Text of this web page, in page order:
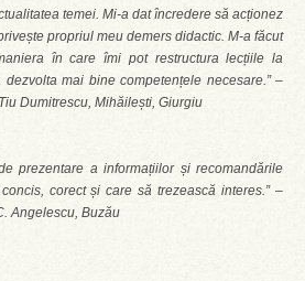
temei. Mi-a dat încredere să acționez
propriul meu demers didactic. M-a făcut
în care îmi pot restructura lecțiile la
mai bine competențele necesare.” –
Dumitrescu, Mihăilești, Giurgiu
prezentare a informațiilor și recomandările
corect și care să trezească interes.” –
Angelescu, Buzău